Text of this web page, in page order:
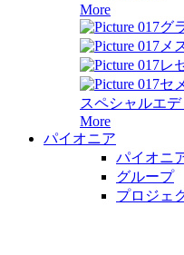
More
グ
メ
レ
セ
スペシャルエ
More
パイオニア
パイオニ
グループ
プロジェ